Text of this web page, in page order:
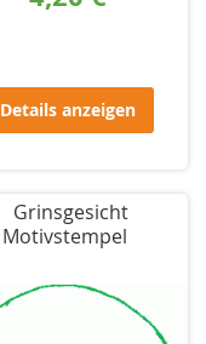
Details anzeigen
Grinsgesicht
Motivstempel